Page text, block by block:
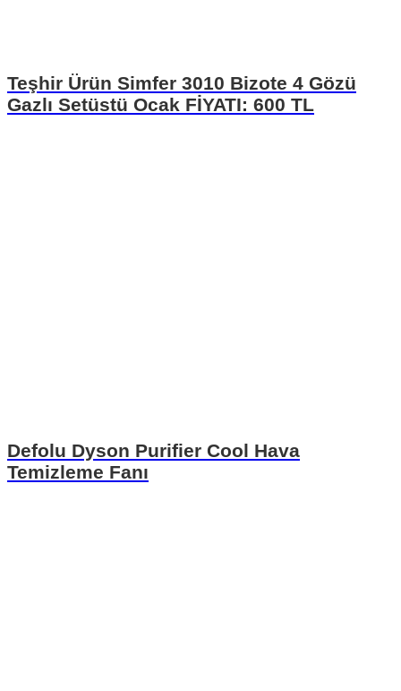
Teşhir Ürün Simfer 3010 Bizote 4 Gözü
Gazlı Setüstü Ocak FİYATI: 600 TL
Defolu Dyson Purifier Cool Hava
Temizleme Fanı